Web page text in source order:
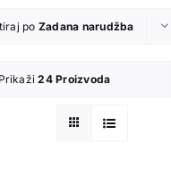
nudimo
po Zadana narudžba
Prikaži24 Proizvoda